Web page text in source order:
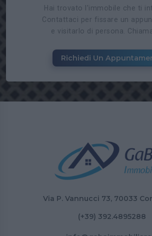
Hai trovato l'immobile che ti
Contattaci per fissare un
e visitarlo di persona.
esperti. Siamo quì per aiutarti a
soluzione ideale!
Richiedi Un
Via P. Vannucci 73, 70033
(+39) 392.4895288